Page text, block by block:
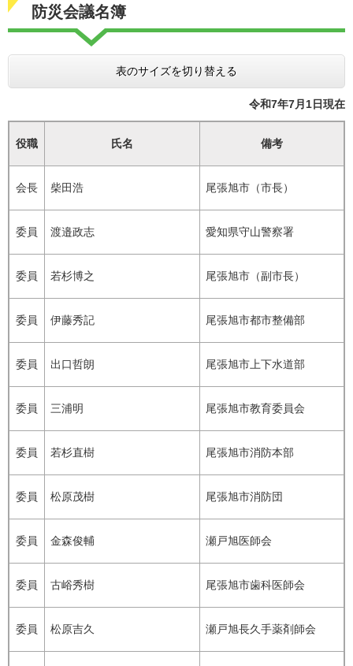
防災会議名簿
表のサイズを切り替える
令和7年7月1日現在
役職 氏名 備考
会長 柴田浩 尾張旭市（市長）
委員 渡邉政志 愛知県守山警察署
委員 若杉博之 尾張旭市（副市長）
委員 伊藤秀記 尾張旭市都市整備部
委員 出口哲朗 尾張旭市上下水道部
委員 三浦明 尾張旭市教育委員会
委員 若杉直樹 尾張旭市消防本部
委員 松原茂樹 尾張旭市消防団
委員 金森俊輔 瀬戸旭医師会
委員 古峪秀樹 尾張旭市歯科医師会
委員 松原吉久 瀬戸旭長久手薬剤師会